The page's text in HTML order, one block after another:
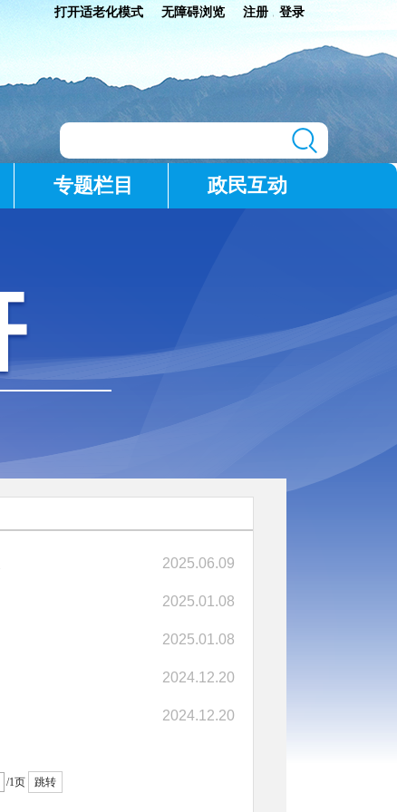
打开适老化模式 无障碍浏览 注册 登录
专题栏目 政民互动
2025.06.09
2025.01.08
2025.01.08
2024.12.20
2024.12.20
/1页 跳转